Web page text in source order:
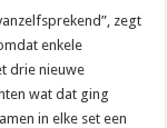
zegt
enkele
drie nieuwe
wat dat ging
in elke set een